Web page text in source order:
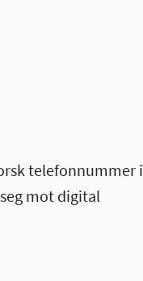
telefonnummer i
mot digital